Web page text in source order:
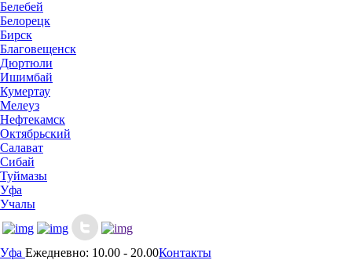
Белебей
Белорецк
Бирск
Благовещенск
Дюртюли
Ишимбай
Кумертау
Мелеуз
Нефтекамск
Октябрьский
Салават
Сибай
Туймазы
Уфа
Учалы
Уфа Ежедневно: 10.00 - 20.00Контакты